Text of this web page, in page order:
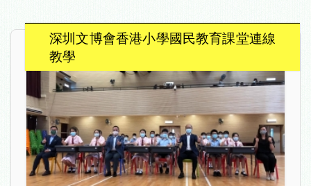
深圳文博會香港小學國民教育課堂連線
教學